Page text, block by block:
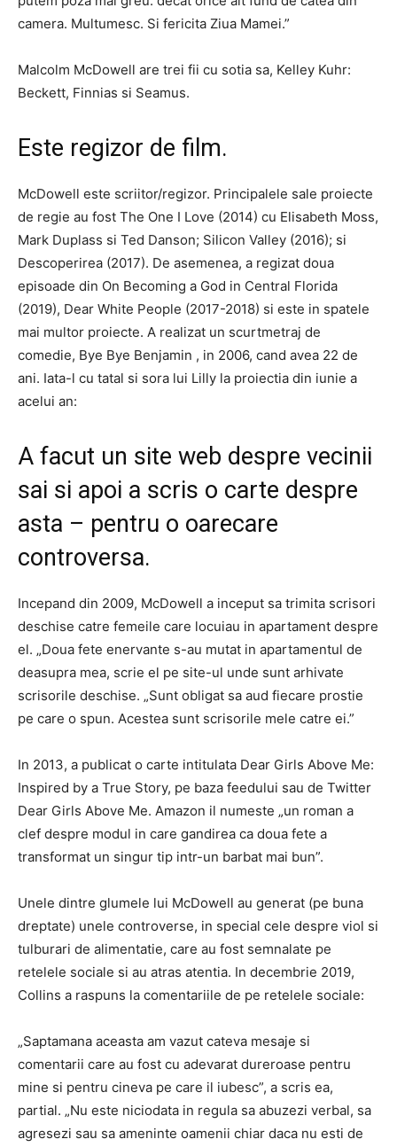
camera. Multumesc. Si fericita Ziua Mamei.”
Malcolm McDowell are trei fii cu sotia sa, Kelley Kuhr:
Beckett, Finnias si Seamus.
Este regizor de film.
McDowell este scriitor/regizor. Principalele sale proiecte
de regie au fost The One I Love (2014) cu Elisabeth Moss,
Mark Duplass si Ted Danson; Silicon Valley (2016); si
Descoperirea (2017). De asemenea, a regizat doua
episoade din On Becoming a God in Central Florida
(2019), Dear White People (2017-2018) si este in spatele
mai multor proiecte. A realizat un scurtmetraj de
comedie, Bye Bye Benjamin , in 2006, cand avea 22 de
ani. Iata-l cu tatal si sora lui Lilly la proiectia din iunie a
acelui an:
A facut un site web despre vecinii
sai si apoi a scris o carte despre
asta – pentru o oarecare
controversa.
Incepand din 2009, McDowell a inceput sa trimita scrisori
deschise catre femeile care locuiau in apartament despre
el. „Doua fete enervante s-au mutat in apartamentul de
deasupra mea, scrie el pe site-ul unde sunt arhivate
scrisorile deschise. „Sunt obligat sa aud fiecare prostie
pe care o spun. Acestea sunt scrisorile mele catre ei.”
In 2013, a publicat o carte intitulata Dear Girls Above Me:
Inspired by a True Story, pe baza feedului sau de Twitter
Dear Girls Above Me. Amazon il numeste „un roman a
clef despre modul in care gandirea ca doua fete a
transformat un singur tip intr-un barbat mai bun”.
Unele dintre glumele lui McDowell au generat (pe buna
dreptate) unele controverse, in special cele despre viol si
tulburari de alimentatie, care au fost semnalate pe
retelele sociale si au atras atentia. In decembrie 2019,
Collins a raspuns la comentariile de pe retelele sociale:
„Saptamana aceasta am vazut cateva mesaje si
comentarii care au fost cu adevarat dureroase pentru
mine si pentru cineva pe care il iubesc”, a scris ea,
partial. „Nu este niciodata in regula sa abuzezi verbal, sa
agresezi sau sa ameninte oamenii chiar daca nu esti de